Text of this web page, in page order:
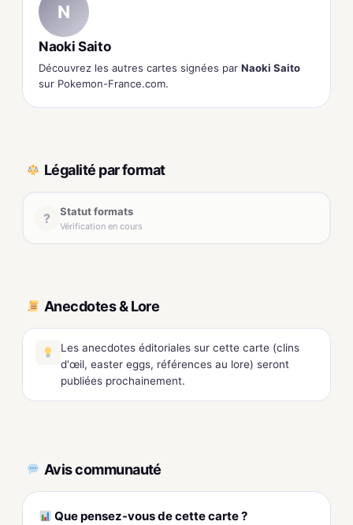
N
Naoki Saito
Découvrez les autres cartes signées par Naoki Saito
sur Pokemon-France.com.
Légalité par format
? Statut formats
Vérification en cours
Anecdotes & Lore
Les anecdotes éditoriales sur cette carte (clins
d'œil, easter eggs, références au lore) seront
publiées prochainement.
Avis communauté
Que pensez-vous de cette carte ?